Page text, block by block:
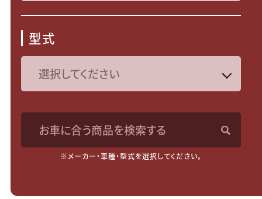
型式
お車に合う商品を検索する
※メーカー・車種・型式を選択してください。